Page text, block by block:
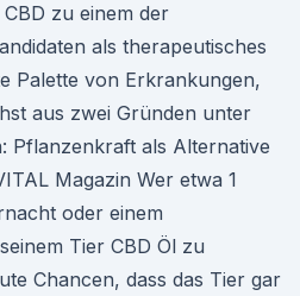
zu einem der
als therapeutisches
Palette von Erkrankungen,
aus zwei Gründen unter
Pflanzenkraft als Alternative
Magazin Wer etwa 1
oder einem
Tier CBD Öl zu
Chancen, dass das Tier gar